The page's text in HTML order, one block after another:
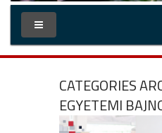
CATEGORIES
EGYETEMI